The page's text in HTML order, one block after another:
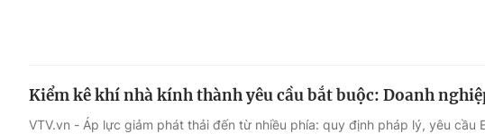
Kiểm kê khí nhà kính thành yêu cầu bắt buộc: Doanh
VTV.vn - Áp lực giảm phát thải đến từ nhiều phía: quy định pháp lý, yêu cầu